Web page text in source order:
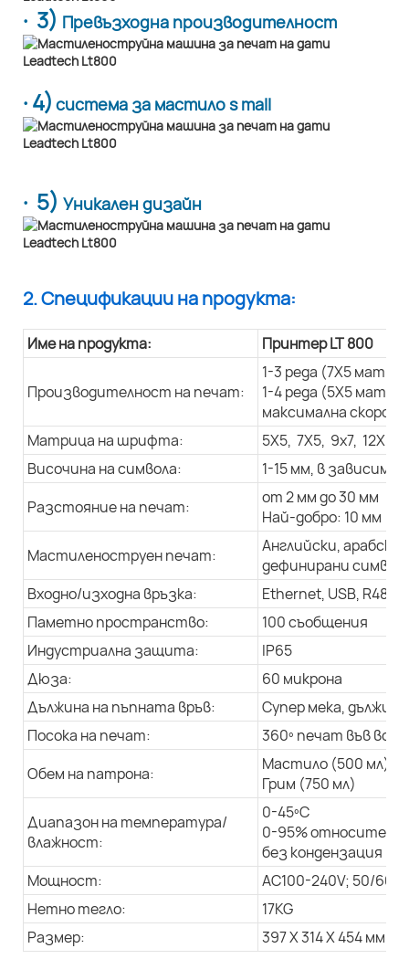
· 3) Превъзходна производителност
· 4) система за мастило s mall
· 5) Уникален дизайн
2. Спецификации на продукта:
Име на продукта: Принтер LT 800
Производителност на печат:
1-3 реда (7X5
1-4 реда (5X5
максимална
Матрица на шрифта:
5X5, 7X5, 9x7, 12X9,
Височина на символа:
1-15 мм, в
Разстояние на печат:
от 2 мм до 30 мм
Най-добро: 10 мм
Мастиленоструен печат:
Английски,
дефинирани
Входно/изходна връзка:
Ethernet, USB, R485
Паметно пространство:
100 съобщения
Индустриална защита:
IP65
Дюза:
60 микрона
Дължина на пъпната връв:
Супер мека,
Посока на печат:
360º печат във
Обем на патрона:
Мастило (500 мл)
Грим (750 мл)
Диапазон на температура/
влажност:
0-45ºC
0-95%
без кондензация
Мощност:
AC100-240V; 50/
Нетно тегло:
17KG
Размер:
397 X 314 X 454 мм